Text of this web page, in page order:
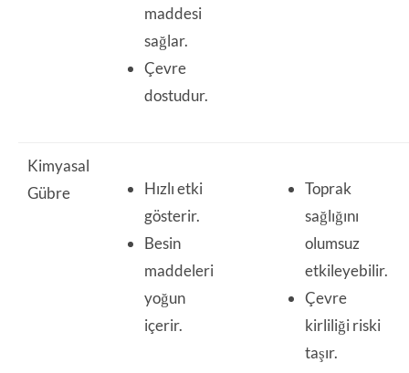
maddesi
sağlar.
Çevre
dostudur.
Kimyasal
Gübre
Hızlı etki
gösterir.
Besin
maddeleri
yoğun
içerir.
Toprak
sağlığını
olumsuz
etkileyebilir.
Çevre
kirliliği riski
taşır.